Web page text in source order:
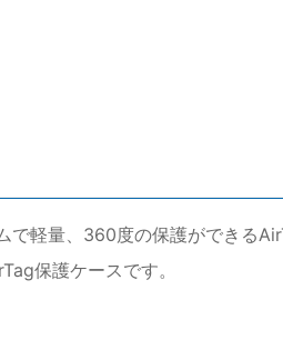
軽量、360度の保護ができる
保護ケースです。